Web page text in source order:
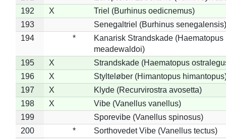
192
X
Triel (Burhinus oedicnemus)
193
Senegaltriel (Burhinus senegalensis)
194
*
Kanarisk Strandskade (Haematopus
meadewaldoi)
195
X
Strandskade (Haematopus
196
X
Stylteløber (Himantopus
197
X
Klyde (Recurvirostra avosetta)
198
X
Vibe (Vanellus vanellus)
199
Sporevibe (Vanellus spinosus)
200
*
Sorthovedet Vibe (Vanellus tectus)